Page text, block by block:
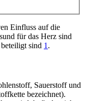
Einfluss auf die
für das Herz sind
sind 1 .
Sauerstoff und
bezeichnet).